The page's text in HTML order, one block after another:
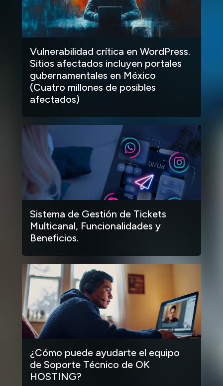
Vulnerabilidad crítica en WordPress.
Sitios afectados incluyen portales
gubernamentales en México
(Cuatro millones de posibles
afectados)
Sistema de Gestión de Tickets
Multicanal, Funcionalidades y
Beneficios.
¿Cómo puede ayudarte el equipo
de Soporte Técnico de OK
HOSTING?